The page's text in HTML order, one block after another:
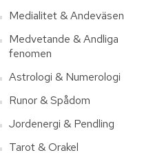
Medialitet & Andeväsen
Medvetande & Andliga
fenomen
Astrologi & Numerologi
Runor & Spådom
Jordenergi & Pendling
Tarot & Orakel